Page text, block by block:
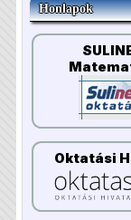
Honlapok
Oktatási